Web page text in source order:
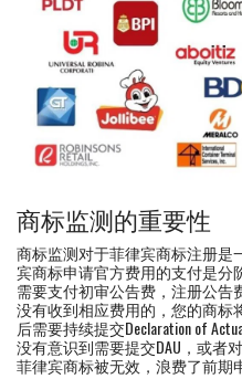
商标监测的重要性
商标监测对于菲律宾商标注册
宾商标申请官方费用的支付是
需要支付初审公告费，注册公
没有收到相应费用的，您的商
后需要持续提交Declaration of
没有意识到需要提交DAU，或者
菲律宾商标被无效，浪费了前期